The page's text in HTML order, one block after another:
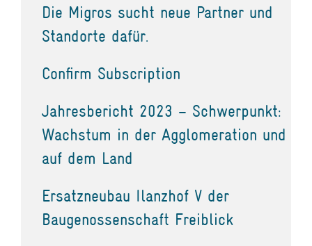
Die Migros sucht neue Partner und
Standorte dafür.
Confirm Subscription
Jahresbericht 2023 – Schwerpunkt:
Wachstum in der Agglomeration und
auf dem Land
Ersatzneubau Ilanzhof V der
Baugenossenschaft Freiblick